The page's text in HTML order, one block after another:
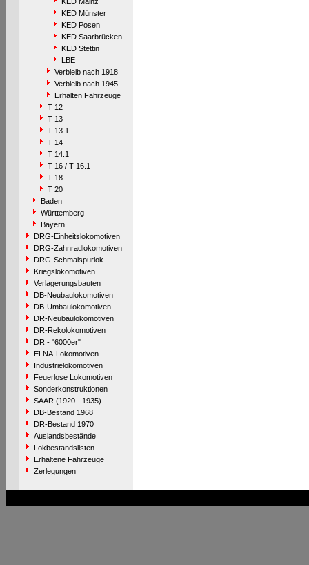
KED Münster
KED Posen
KED Saarbrücken
KED Stettin
LBE
Verbleib nach 1918
Verbleib nach 1945
Erhalten Fahrzeuge
T 12
T 13
T 13.1
T 14
T 14.1
T 16 / T 16.1
T 18
T 20
Baden
Württemberg
Bayern
DRG-Einheitslokomotiven
DRG-Zahnradlokomotiven
DRG-Schmalspurlok.
Kriegslokomotiven
Verlagerungsbauten
DB-Neubaulokomotiven
DB-Umbaulokomotiven
DR-Neubaulokomotiven
DR-Rekolokomotiven
DR - "6000er"
ELNA-Lokomotiven
Industrielokomotiven
Feuerlose Lokomotiven
Sonderkonstruktionen
SAAR (1920 - 1935)
DB-Bestand 1968
DR-Bestand 1970
Auslandsbestände
Lokbestandslisten
Erhaltene Fahrzeuge
Zerlegungen